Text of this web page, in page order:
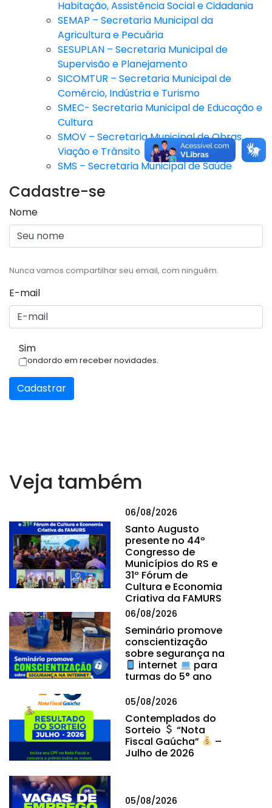
Habitação, Assistência Social e Cidadania
SEMAP – Secretaria Municipal da
Agricultura e Pecuária
SESUPLAN – Secretaria Municipal de
Supervisão e Planejamento
SICOMTUR – Secretaria Municipal de
Comércio, Indústria e Turismo
SMEC- Secretaria Municipal de Educação e
Cultura
SMOV – Secretaria Municipal de Obras,
Viação e Trânsito
SMS – Secretaria Municipal de Saúde
Cadastre-se
Nome
Nunca vamos compartilhar seu email, com ninguém.
E-mail
Sim
Condordo em receber novidades.
Cadastrar
Veja também
06/08/2026
Santo Augusto
presente no 44º
Congresso de
Municípios do RS e
31º Fórum de
Cultura e Economia
Criativa da FAMURS
06/08/2026
Seminário promove
conscientização
sobre segurança na
internet
para
turmas do 5° ano
05/08/2026
Contemplados do
Sorteio
“Nota
Fiscal Gaúcha”
–
Julho de 2026
05/08/2026